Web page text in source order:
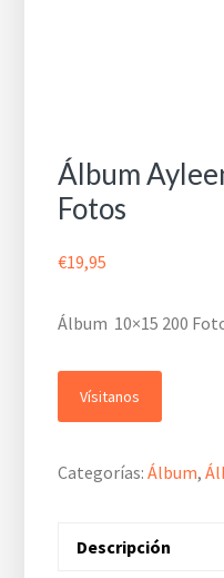
Álbum
Fotos
€19,95
Álbum 10×15 200
Vísitanos
Categorías:Álbum,
Descripción